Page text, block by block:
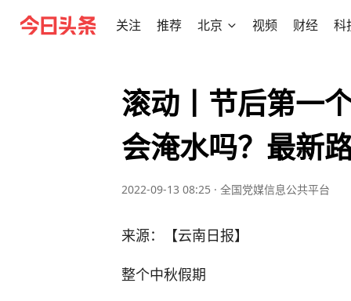
关注 推荐 北京 视频 财经 科
滚动丨节后第一
会淹水吗？最新
2022-09-13 08:25 · 全国党媒信息公共平台
来源：【云南日报】
整个中秋假期